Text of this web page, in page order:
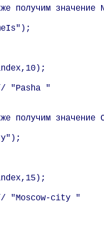
получим значение
"Pasha "
получим значение
// "Moscow-city "